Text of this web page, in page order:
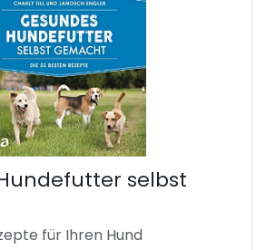
selbst
für Ihren Hund